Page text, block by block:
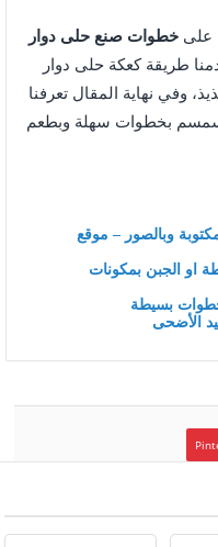
على خطوات صنع حلى دوار
طريقة كعكة حلى دوار
وفي نهاية المقال تعرفنا
بخطوات سهلة وبطعم
رمضان منال العالم 2022 مكتوبة وبالصور – موقع
او الجبن بمكونات
بسيطة
الأضحى